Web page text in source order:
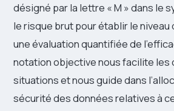
désigné par la lettre « M » dans le
le risque brut pour établir le
une évaluation quantifiée de
notation objective nous facilite
situations et nous guide dans
sécurité des données relatives à